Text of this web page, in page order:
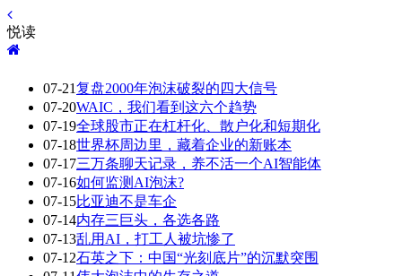
悦读
07-21复盘2000年泡沫破裂的四大信号
07-20WAIC，我们看到这六个趋势
07-19全球股市正在杠杆化、散户化和短期化
07-18世界杯周边里，藏着企业的新账本
07-17三万条聊天记录，养不活一个AI智能体
07-16如何监测AI泡沫?
07-15比亚迪不是车企
07-14内存三巨头，各选各路
07-13乱用AI，打工人被坑惨了
07-12石英之下：中国“光刻底片”的沉默突围